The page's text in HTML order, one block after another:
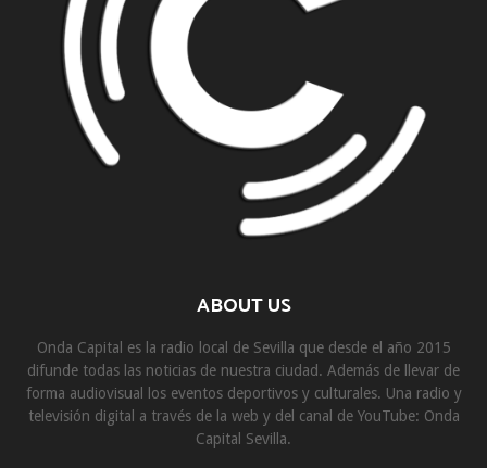
ABOUT US
Onda Capital es la radio local de Sevilla que desde el año 2015
difunde todas las noticias de nuestra ciudad. Además de llevar de
forma audiovisual los eventos deportivos y culturales. Una radio y
televisión digital a través de la web y del canal de YouTube: Onda
Capital Sevilla.